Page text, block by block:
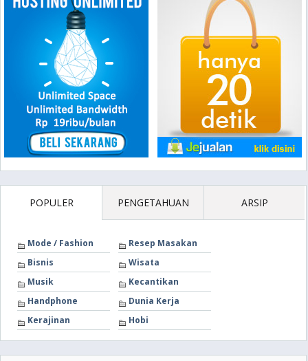
POPULER PENGETAHUAN ARSIP
Mode / Fashion
Resep Masakan
Bisnis
Wisata
Musik
Kecantikan
Handphone
Dunia Kerja
Kerajinan
Hobi